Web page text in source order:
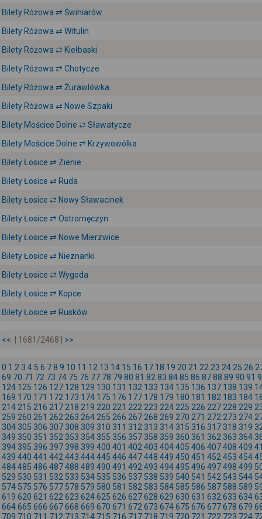
Bilety Różowa ⇄ Świniarów
Bilety Różowa ⇄ Witulin
Bilety Różowa ⇄ Kiełbaski
Bilety Różowa ⇄ Chotycze
Bilety Różowa ⇄ Żurawlówka
Bilety Różowa ⇄ Nowe Szpaki
Bilety Mościce Dolne ⇄ Sławatycze
Bilety Mościce Dolne ⇄ Krzywowólka
Bilety Łosice ⇄ Zienie
Bilety Łosice ⇄ Ruda
Bilety Łosice ⇄ Nowy Sławacinek
Bilety Łosice ⇄ Ostromęczyn
Bilety Łosice ⇄ Nowe Mierzwice
Bilety Łosice ⇄ Nieznanki
Bilety Łosice ⇄ Wygoda
Bilety Łosice ⇄ Kopce
Bilety Łosice ⇄ Rusków
<< | 1681/2468 | >>
0 1 2 3 4 5 6 78 9 10 11 12 13 14 15 16 17 18 19 20 21 22 23 24 25 26
69 70 71 72 73 74 75 76 77 78 79 80 81 82 83 8485 86 8788 89 90 91
124 125 126 127 128 129 130 131 132 133 134 135 136 137 138 139
169 170 171 172 173 174 175 176 177 178 179 180 181 182 183 184
214 215 216 217 218 219 220 221 222 223 224 225 226 227 228 229
259 260 261 262 263 264 265 266 267 268 269 270 271 272 273 274
304 305 306 307 308 309 310 311 312 313 314 315 316 317 318 319
349 350 351 352 353 354 355 356 357 358 359 360 361 362 363 364
394 395 396 397 398 399 400 401 402 403 404405 406 407408 409
439 440 441 442 443 444445 446 447448 449 450 451 452 453 454
484485 486 487488 489 490 491 492 493 494495 496 497498 499
529 530 531 532 533 534 535 536 537 538 539 540 541 542 543 544
574 575 576 577 578 579 580 581 582 583 584 585 586 587 588 589
619 620 621 622 623 624625 626 627628 629 630 631 632 633 634
664665 666 667668 669 670 671 672 673 674675 676 677678 679
709 710 711 712 713 714 715 716 717 718 719 720 721 722 723 724